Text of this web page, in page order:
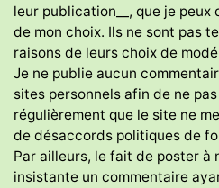
leur publication__, que je
de mon choix. Ils ne sont pas
raisons de leurs choix de
Je ne publie aucun
sites personnels afin de ne
régulièrement que le site ne
de désaccords politiques de
Par ailleurs, le fait de poster à
insistante un commentaire